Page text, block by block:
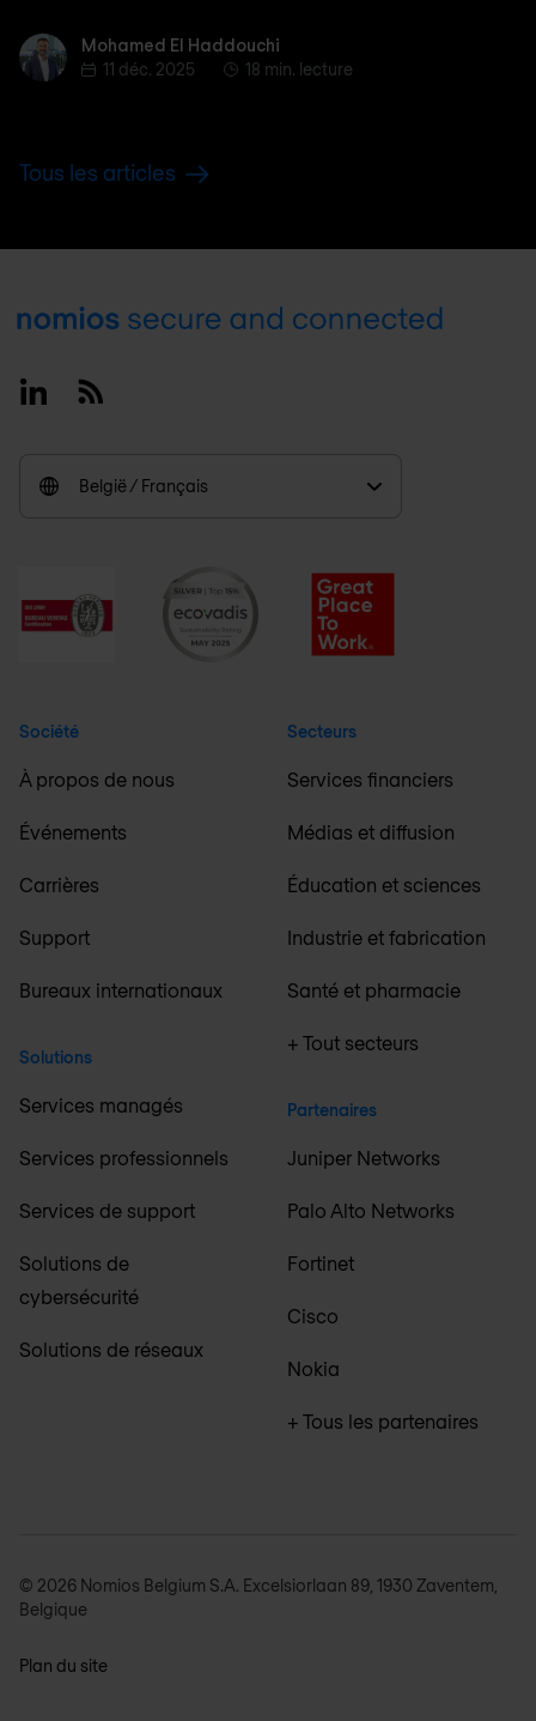
Mohamed El Haddouchi
Mohamed El Haddouchi
11 déc. 2025
18 min. lecture
Tous les articles
Footer
LinkedinRSS
België / Français
Société
À propos de nous
Événements
Carrières
Support
Bureaux internationaux
Solutions
Services managés
Services professionnels
Services de support
Solutions de
cybersécurité
Solutions de réseaux
Secteurs
Services financiers
Médias et diffusion
Éducation et sciences
Industrie et fabrication
Santé et pharmacie
+ Tout secteurs
Partenaires
Juniper Networks
Palo Alto Networks
Fortinet
Cisco
Nokia
+ Tous les partenaires
© 2026 Nomios Belgium S.A. Excelsiorlaan 89, 1930 Zaventem,
Belgique
Plan du site